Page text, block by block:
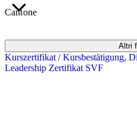
Cantone
Altri
Kurszertifikat / Kursbestätigung,
Leadership Zertifikat SVF